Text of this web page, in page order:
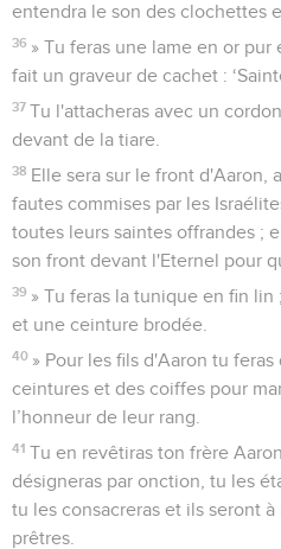
entendra le son des clochettes
36 » Tu feras une lame en or
fait un graveur de cachet :
37 Tu l'attacheras avec un
devant de la tiare.
38 Elle sera sur le front d'Aaron,
fautes commises par les
toutes leurs saintes offrandes ;
son front devant l'Eternel pour
39 » Tu feras la tunique en fin
et une ceinture brodée.
40 » Pour les fils d'Aaron tu
ceintures et des coiffes pour
l’honneur de leur rang.
41 Tu en revêtiras ton frère
désigneras par onction, tu les
tu les consacreras et ils seront
prêtres.